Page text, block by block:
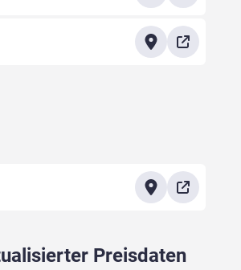
Preisdaten